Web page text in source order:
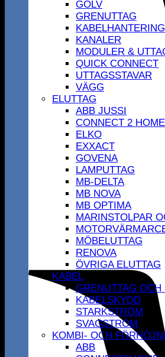
GOLV
GRENUTTAG
KABELHANTERING
KANALER
MODULER &
QUICK CONNECT
UTTAGSSTAVAR
VÄGG
ELUTTAG
ABB JUSSI
CONNECT 2 HOME
ELKO
EXXACT
GOVENA
LAMPUTTAG
MB-DELTA
MB NOVA
MB OPTIMA
MARINSTOLPAR
MÖBELUTTAG
RENOVA
ÖVRIGA ELUTTAG
KABEL
GRENUTTAG
KABELSKYDD
STARKSTRÖM
SVAGSTRÖM
KOMBI- OCH
ABB